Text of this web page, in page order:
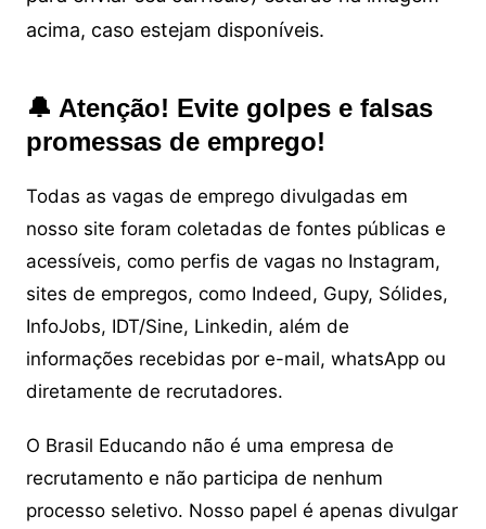
acima, caso estejam disponíveis.
🔔 Atenção! Evite golpes e falsas
promessas de emprego!
Todas as vagas de emprego divulgadas em
nosso site foram coletadas de fontes públicas e
acessíveis, como perfis de vagas no Instagram,
sites de empregos, como Indeed, Gupy, Sólides,
InfoJobs, IDT/Sine, Linkedin, além de
informações recebidas por e-mail, whatsApp ou
diretamente de recrutadores.
O Brasil Educando não é uma empresa de
recrutamento e não participa de nenhum
processo seletivo. Nosso papel é apenas divulgar